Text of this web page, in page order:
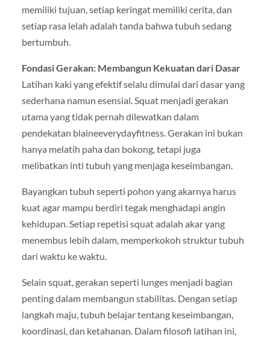
memiliki tujuan, setiap keringat memiliki cerita, dan
setiap rasa lelah adalah tanda bahwa tubuh sedang
bertumbuh.
Fondasi Gerakan: Membangun Kekuatan dari Dasar
Latihan kaki yang efektif selalu dimulai dari dasar yang
sederhana namun esensial. Squat menjadi gerakan
utama yang tidak pernah dilewatkan dalam
pendekatan blaineeverydayfitness. Gerakan ini bukan
hanya melatih paha dan bokong, tetapi juga
melibatkan inti tubuh yang menjaga keseimbangan.
Bayangkan tubuh seperti pohon yang akarnya harus
kuat agar mampu berdiri tegak menghadapi angin
kehidupan. Setiap repetisi squat adalah akar yang
menembus lebih dalam, memperkokoh struktur tubuh
dari waktu ke waktu.
Selain squat, gerakan seperti lunges menjadi bagian
penting dalam membangun stabilitas. Dengan setiap
langkah maju, tubuh belajar tentang keseimbangan,
koordinasi, dan ketahanan. Dalam filosofi latihan ini,